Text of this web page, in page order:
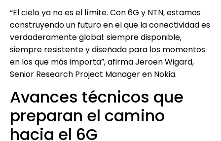
“El cielo ya no es el límite. Con 6G y NTN, estamos
construyendo un futuro en el que la conectividad es
verdaderamente global: siempre disponible,
siempre resistente y diseñada para los momentos
en los que más importa”, afirma Jeroen Wigard,
Senior Research Project Manager en Nokia.
Avances técnicos que
preparan el camino
hacia el 6G